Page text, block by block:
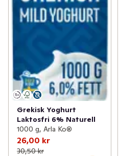
Grekisk Yoghurt
Laktosfri 6% Naturell
1000 g, Arla Ko®
26,00 kr
30,50 kr